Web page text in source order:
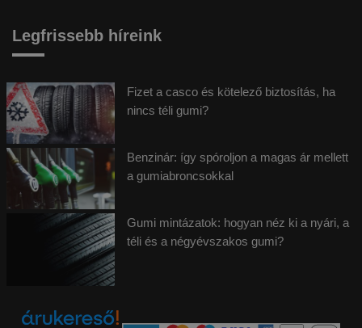
Legfrissebb híreink
Fizet a casco és kötelező biztosítás, ha
nincs téli gumi?
Benzinár: így spóroljon a magas ár mellett
a gumiabroncsokkal
Gumi mintázatok: hogyan néz ki a nyári, a
téli és a négyévszakos gumi?